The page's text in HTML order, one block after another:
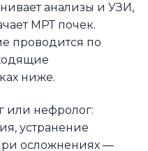
анализы и УЗИ,
МРТ почек.
проводится по
ниже.
или нефролог:
устранение
осложнениях —